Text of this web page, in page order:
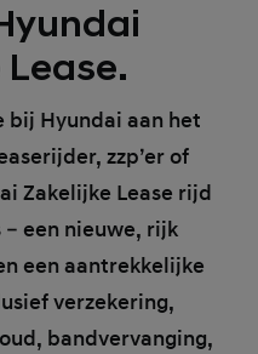
bij Hyundai aan het
zzp’er of
Zakelijke Lease rijd
– een nieuwe, rijk
een aantrekkelijke
verzekering,
bandvervanging,